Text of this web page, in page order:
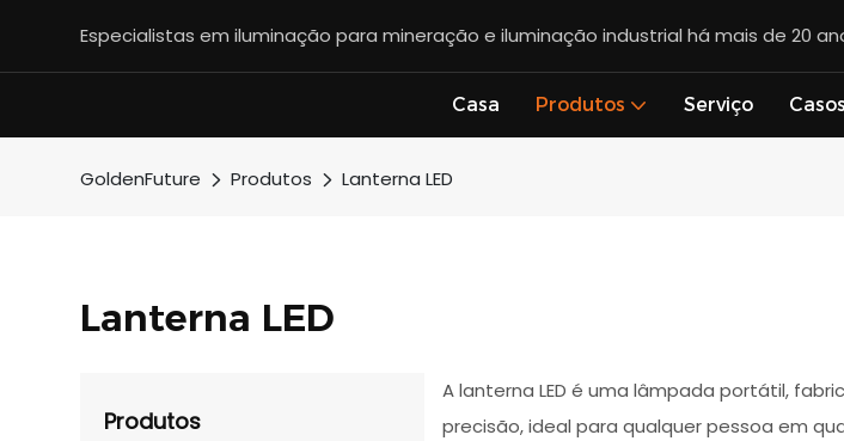
Especialistas em iluminação para mineração e iluminação industrial há mais de 20
Casa Produtos Serviço Casos
GoldenFuture Produtos Lanterna LED
Lanterna LED
Produtos
A lanterna LED é uma lâmpada portátil,
precisão, ideal para qualquer pessoa em